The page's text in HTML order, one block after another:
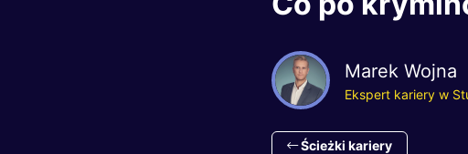
Marek Wojna
Ekspert kariery w
Ścieżki kariery